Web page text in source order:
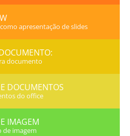
apresentação de slides
documento
DOCUMENTOS
do office
IMAGEM
imagem